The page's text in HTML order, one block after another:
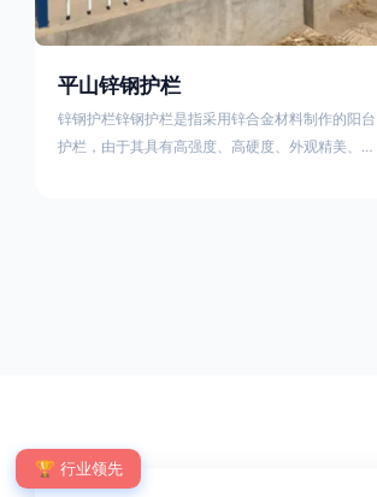
平山锌钢护栏
锌钢护栏锌钢护栏是指采用锌合金材料制作的阳台
护栏，由于其具有高强度、高硬度、外观精美、色
🏆 行业领先